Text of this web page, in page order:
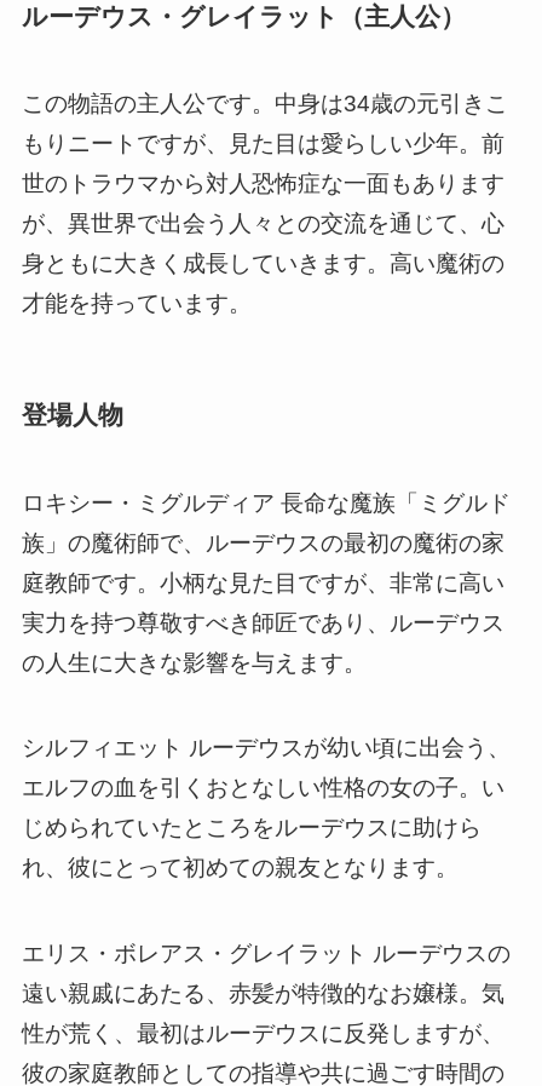
ルーデウス・グレイラット（主人公）
この物語の主人公です。中身は34歳の元引きこ
もりニートですが、見た目は愛らしい少年。前
世のトラウマから対人恐怖症な一面もあります
が、異世界で出会う人々との交流を通じて、心
身ともに大きく成長していきます。高い魔術の
才能を持っています。
登場人物
ロキシー・ミグルディア 長命な魔族「ミグルド
族」の魔術師で、ルーデウスの最初の魔術の家
庭教師です。小柄な見た目ですが、非常に高い
実力を持つ尊敬すべき師匠であり、ルーデウス
の人生に大きな影響を与えます。
シルフィエット ルーデウスが幼い頃に出会う、
エルフの血を引くおとなしい性格の女の子。い
じめられていたところをルーデウスに助けら
れ、彼にとって初めての親友となります。
エリス・ボレアス・グレイラット ルーデウスの
遠い親戚にあたる、赤髪が特徴的なお嬢様。気
性が荒く、最初はルーデウスに反発しますが、
彼の家庭教師としての指導や共に過ごす時間の